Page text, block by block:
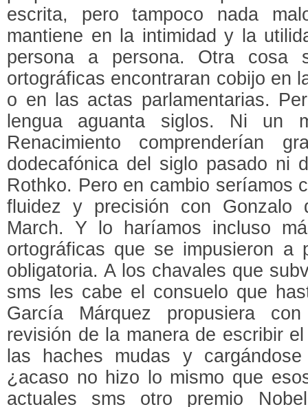
escrita, pero tampoco nada
mantiene en la intimidad y la
persona a persona. Otra cosa
ortográficas encontraran cobijo en
o en las actas parlamentarias.
lengua aguanta siglos. Ni un
Renacimiento comprenderían
dodecafónica del siglo pasado ni
Rothko. Pero en cambio seríamos
fluidez y precisión con Gonzalo
March. Y lo haríamos incluso
ortográficas que se impusieron a
obligatoria. A los chavales que
sms les cabe el consuelo que
García Márquez propusiera
revisión de la manera de escribir
las haches mudas y
¿acaso no hizo lo mismo que
actuales sms otro premio